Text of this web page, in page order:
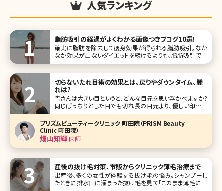
人気ランキング
脂肪吸引の経過がよくわかる画像つきブログ10選!
確実に脂肪を除去して痩身効果が得られる脂肪吸引。なか
なか効果が出ないダイエットを続けるよりも、脂肪吸引で手
っ取り早く痩せたいけど、なかなか手術を受ける勇気が出な
を整える外科手術です。
切らないたれ目術の効果とは。戻りやダウンタイム、腫
れは?
皆さんは大きい目というと、どんな目元を思い浮かべますか?
同じぱっちりとした目でも切れ長の目元より、優しい印象を
与えるたれ目のほうが男性ウケがいいという意見もありま
す。確かに、男性に人気のある女優やタレントさんでも優しそ
うなたれ
プリズムビューティークリニック 町田院（PRISM Beauty
Clinic 町田院）
畑山知輝医師
産後の抜け毛対策、市販からクリニック薄毛治療まで
出産後、多くの女性が経験する抜け毛の悩み。シャンプーし
たときに排水口に溜まった抜け毛を見て「このまま薄毛にな